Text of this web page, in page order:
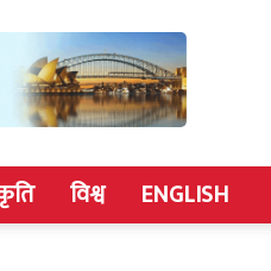
विश्व ENGLISH